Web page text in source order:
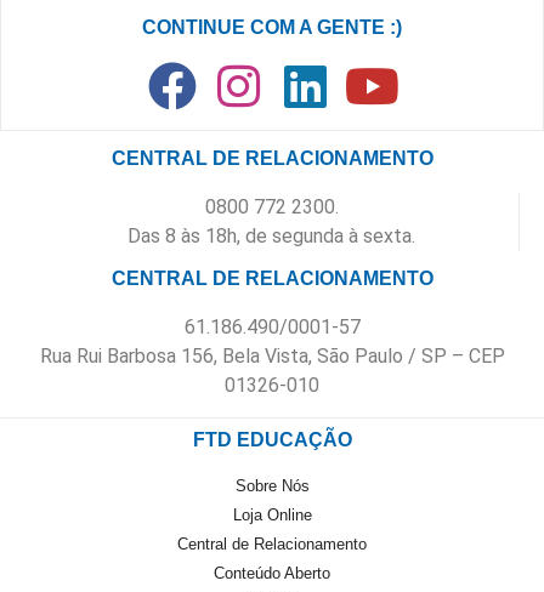
CONTINUE COM A GENTE :)
CENTRAL DE RELACIONAMENTO
0800 772 2300.
Das 8 às 18h, de segunda à sexta.
CENTRAL DE RELACIONAMENTO
61.186.490/0001-57
Rua Rui Barbosa 156, Bela Vista, São Paulo / SP – CEP
01326-010
FTD EDUCAÇÃO
Sobre Nós
Loja Online
Central de Relacionamento
Conteúdo Aberto